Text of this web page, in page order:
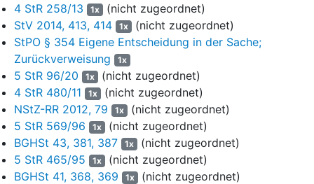
3
a) Erfolgen die sexuellen Handlungen - wie hier - unter
Anwendung von Gewalt (Fall II.1, UA S. 30) oder unter
Drohung mit gegenwärtiger Gefahr für Leib oder Leben (Fall II.2,
UA S. 32) im Sinne von§ 177 Abs. 5 Nr. 1 beziehungsweise Nr.
2 StGB(aF), lautet der Schuldspruch entsprechend der
gesetzlichen Überschrift auf „sexuelle Nötigung“.
4
b) In Fall II.2 stellt die unverlangte Übersendung des Fotos
mit pornographischem Inhalt (§ 184 Abs. 1 Nr. 6 StGB
die minderjährige Geschädigte (§ 184 Abs. 1 Nr. 1 StGB
eine Tat des Verbreitens pornographischer Schriften dar. Ferner
war in diesem Fall der auf „Besitz einer pornographischen
4 StR 258/13 1x (nicht zugeordnet)
StV 2014, 413, 414
1x (nicht zugeordnet)
StPO § 354 Eigene Entscheidung in der Sache;
Zurückverweisung
1x
5 StR 96/20 1x (nicht zugeordnet)
4 StR 480/11
1x (nicht zugeordnet)
NStZ-RR 2012, 79
1x (nicht zugeordnet)
5 StR 569/96
1x (nicht zugeordnet)
BGHSt 43, 381, 387
1x (nicht zugeordnet)
5 StR 465/95
1x (nicht zugeordnet)
BGHSt 41, 368, 369
1x (nicht zugeordnet)